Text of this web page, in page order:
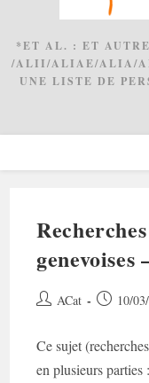
*ET AL. : ET
/ALII/ALIAE/ALIA/
UNE LISTE DE
Auteur/autrice
publication :
ACat
Post 10/
Ce sujet
en plusieurs parties